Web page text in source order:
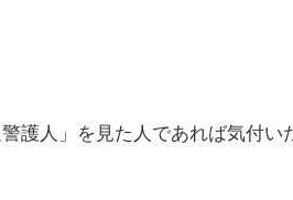
警護人」を見た人であれば気付い